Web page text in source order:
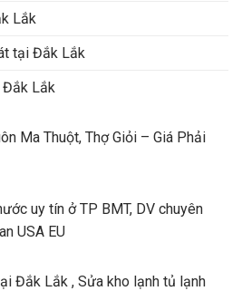
Lắk
tại Đắk Lắk
Đắk Lắk
Ma Thuột, Thợ Giỏi – Giá Phải
uy tín ở TP BMT, DV chuyên
USA EU
Đắk Lắk , Sửa kho lạnh tủ lạnh